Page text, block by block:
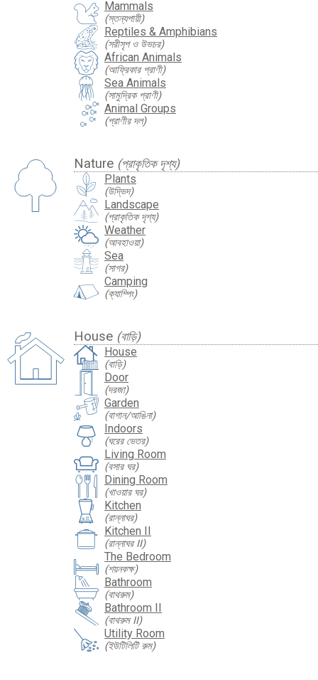
Mammals
(স্তন্যপায়ী)
Reptiles & Amphibians
(সরীসৃপ ও উভচর)
African Animals
(আফ্রিকার প্রাণী)
Sea Animals
(সামুদ্রিক প্রাণী)
Animal Groups
(প্রাণীর দল)
Nature (প্রাকৃতিক দৃশ্য)
Plants
(উদ্ভিদ)
Landscape
(প্রাকৃতিক দৃশ্য)
Weather
(আবহাওয়া)
Sea
(সাগর)
Camping
(ক্যাম্পিং)
House (বাড়ি)
House
(বাড়ি)
Door
(দরজা)
Garden
(বাগান/আঙিনা)
Indoors
(ঘরের ভেতর)
Living Room
(বসার ঘর)
Dining Room
(খাওয়ার ঘর)
Kitchen
(রান্নাঘর)
Kitchen II
(রান্নাঘর II)
The Bedroom
(শয়নকক্ষ)
Bathroom
(বাথরুম)
Bathroom II
(বাথরুম II)
Utility Room
(ইউটিলিটি রুম)